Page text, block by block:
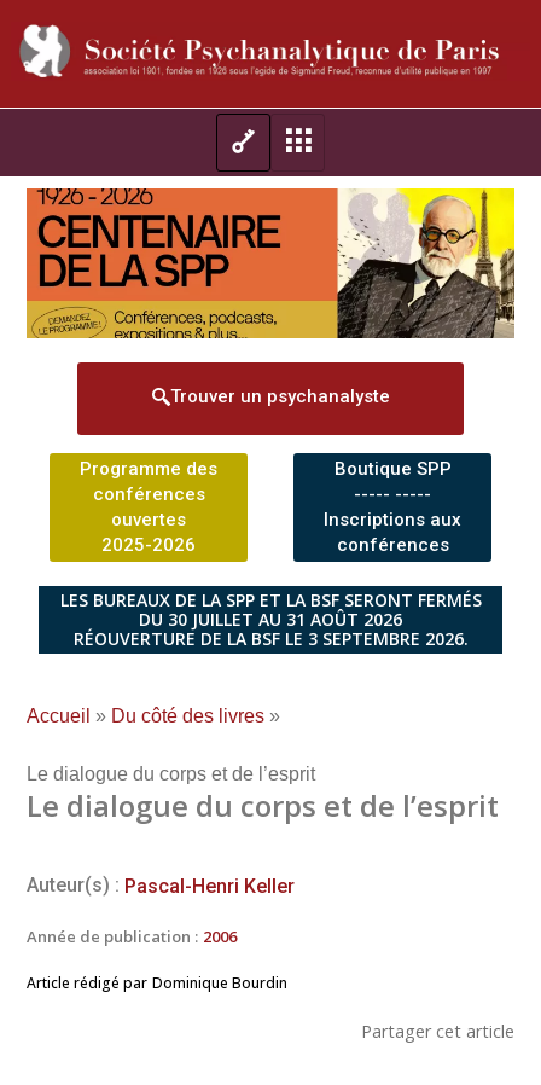
Trouver un psychanalyste
Programme des
conférences
ouvertes
2025-2026
Boutique SPP
----- -----
Inscriptions aux
conférences
LES BUREAUX DE LA SPP ET LA BSF SERONT FERMÉS
DU 30 JUILLET AU 31 AOÛT 2026
RÉOUVERTURE DE LA BSF LE 3 SEPTEMBRE 2026.
Accueil » Du côté des livres »
Le dialogue du corps et de l’esprit
Le dialogue du corps et de l’esprit
Auteur(s) : Pascal-Henri Keller
Année de publication : 2006
Article rédigé par Dominique Bourdin
Partager cet article